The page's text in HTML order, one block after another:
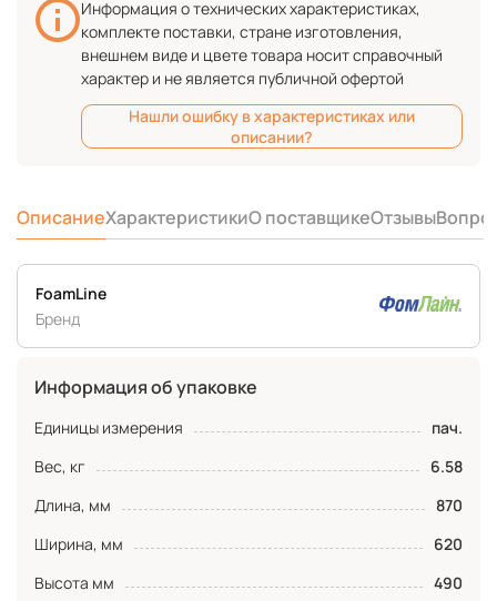
Информация о технических характеристиках,
комплекте поставки, стране изготовления,
внешнем виде и цвете товара носит справочный
характер и не является публичной офертой
Нашли ошибку в характеристиках или
описании?
ОписаниеХарактеристикиО поставщикеОтзывы
FoamLine
Бренд
Информация об упаковке
Единицы измерения
пач.
Вес, кг
6.58
Длина, мм
870
Ширина, мм
620
Высота мм
490